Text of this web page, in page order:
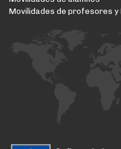
Movilidades de profesores y